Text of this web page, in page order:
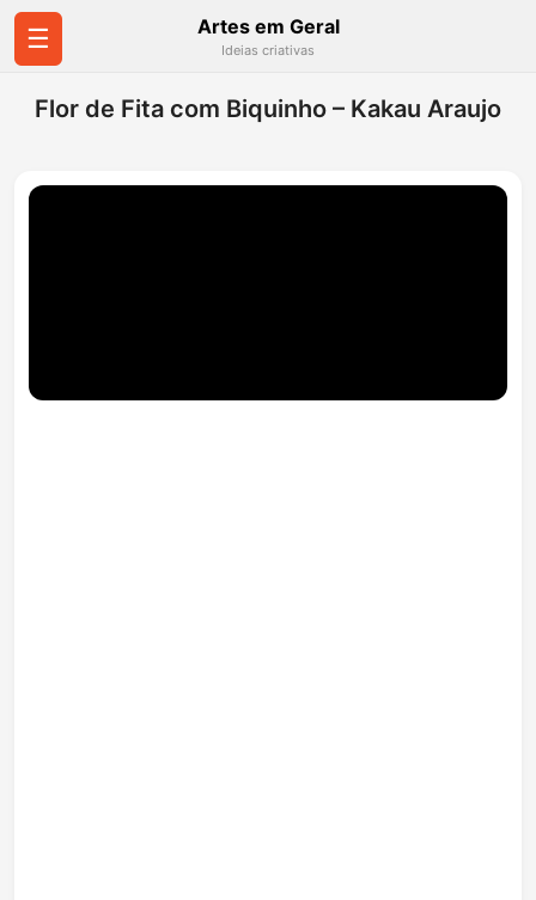
☰ Artes em Geral
Ideias criativas
Flor de Fita com Biquinho – Kakau Araujo